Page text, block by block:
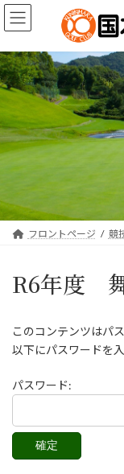
コ
ン
ン
ツ
へ
キ
ッ
プ
ナ
ビ
ー
シ
ョ
に
移
動
フロントページ 競
R6年度
このコンテンツはパ
以下にパスワードを
パスワード: